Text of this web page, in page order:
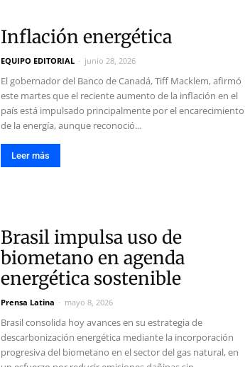
Inflación energética
EQUIPO EDITORIAL - junio 28, 2026
El gobernador del Banco de Canadá, Tiff Macklem, afirmó
este martes que el reciente aumento de la inflación en el
país está impulsado principalmente por el encarecimiento
de la energía, aunque reconoció...
Leer más
Brasil impulsa uso de
biometano en agenda
energética sostenible
Prensa Latina - mayo 8, 2026
Brasil consolida hoy avances en su estrategia de
descarbonización energética mediante la incorporación
progresiva del biometano en el sector del gas natural, en